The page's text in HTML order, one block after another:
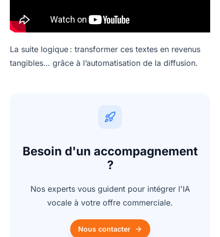
La suite logique : transformer ces textes en revenus
tangibles… grâce à l’automatisation de la diffusion.
Besoin d'un accompagnement
?
Nos experts vous guident pour intégrer l'IA
vocale à votre offre commerciale.
Nous contacter